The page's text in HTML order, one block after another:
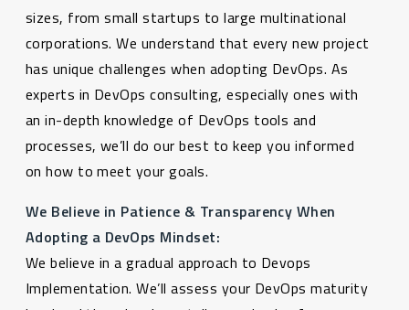
sizes, from small startups to large multinational
corporations. We understand that every new project
has unique challenges when adopting DevOps. As
experts in DevOps consulting, especially ones with
an in-depth knowledge of DevOps tools and
processes, we’ll do our best to keep you informed
on how to meet your goals.
We Believe in Patience & Transparency When
Adopting a DevOps Mindset:
We believe in a gradual approach to Devops
Implementation. We’ll assess your DevOps maturity